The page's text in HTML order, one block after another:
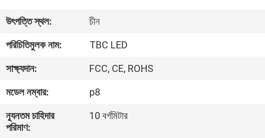
VR
প্রদর্শন
আমাদের
সম্পর্কে
উৎপত্তি স্থল:
চীন
পরিচিতিমুলক নাম:
TBC LED
সাক্ষ্যদান:
FCC, CE, ROHS
মডেল নম্বার:
p8
ন্যূনতম চাহিদার
পরিমাণ:
10 বর্গমিটার